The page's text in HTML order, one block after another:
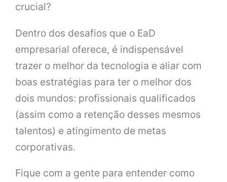
crucial?
Dentro dos desafios que o EaD
empresarial oferece, é indispensável
trazer o melhor da tecnologia e aliar com
boas estratégias para ter o melhor dos
dois mundos: profissionais qualificados
(assim como a retenção desses mesmos
talentos) e atingimento de metas
corporativas.
Fique com a gente para entender como